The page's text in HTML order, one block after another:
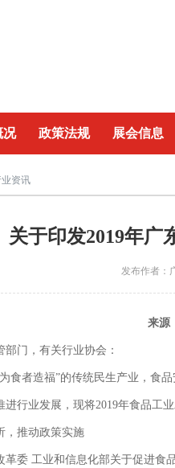
况 政策法规 展会信息
资讯
关于印发2019年广
发布作者
来源
门，有关行业协会：
者造福”的传统民生产业，食品
进行业发展，现将2019年食品工
推动政策实施
工业和信息化部关于促进食品